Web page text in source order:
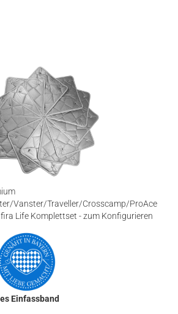
Vanster/Traveller/Crosscamp/ProAce
Life Komplettset - zum Konfigurieren
Einfassband